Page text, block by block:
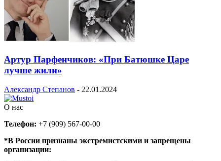
Артур Парфенчиков: «При Батюшке Царе
лучше жили»
Александр Степанов - 22.01.2024
О нас
Телефон: +7 (909) 567-00-00
*В России признаны экстремистскими и запрещены
организации: